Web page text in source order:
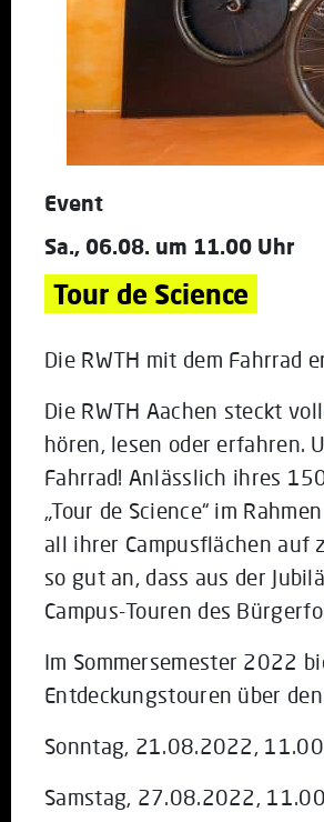
Event
Sa., 06.08. um 11.00 Uhr
Tour de Science
Die RWTH mit dem Fahrrad
Die RWTH Aachen steckt
hören, lesen oder erfahren.
Fahrrad! Anlässlich ihres
„Tour de Science“ im
all ihrer Campusflächen auf
so gut an, dass aus der
Campus-Touren des
Im Sommersemester 2022
Entdeckungstouren über
Sonntag, 21.08.2022,
Samstag, 27.08.2022,